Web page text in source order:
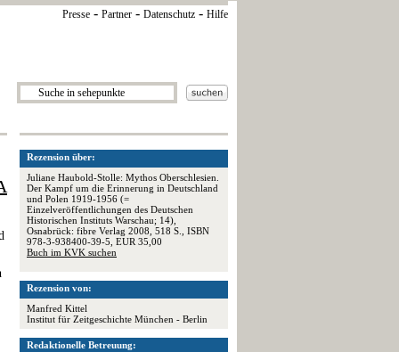
Presse - Partner - Datenschutz - Hilfe
Rezension über:
Juliane Haubold-Stolle: Mythos Oberschlesien.
Der Kampf um die Erinnerung in Deutschland
und Polen 1919-1956 (=
Einzelveröffentlichungen des Deutschen
Historischen Instituts Warschau; 14),
Osnabrück: fibre Verlag 2008, 518 S., ISBN
978-3-938400-39-5, EUR 35,00
Buch im KVK suchen
Rezension von:
Manfred Kittel
Institut für Zeitgeschichte München - Berlin
Redaktionelle Betreuung: